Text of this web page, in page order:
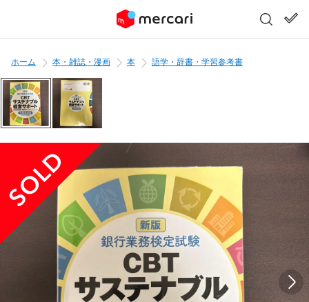
ホーム 本・雑誌・漫画 本 語学・辞書・学習参考書